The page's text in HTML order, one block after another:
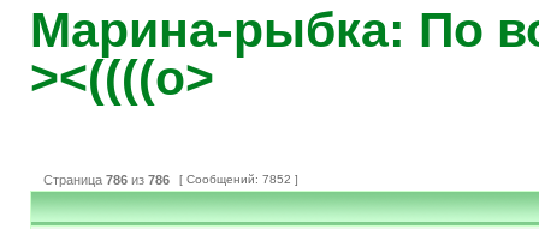
Марина-рыбка: По
><((((o>
Страница 786 из 786 [ Сообщений: 7852 ]